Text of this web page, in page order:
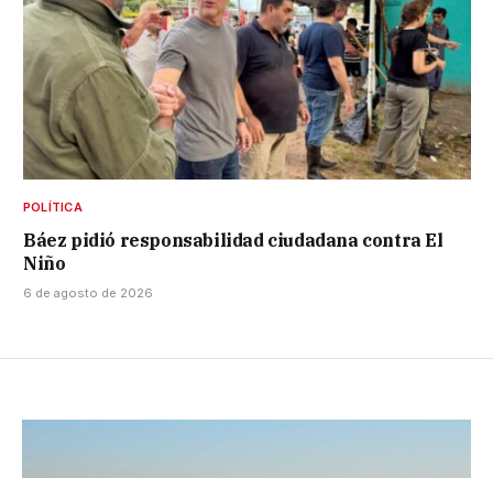
POLÍTICA
Báez pidió responsabilidad ciudadana contra El
Niño
6 de agosto de 2026